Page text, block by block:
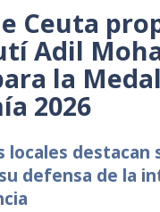
Ceuta
Adil
la
2026
locales destacan
defensa de la